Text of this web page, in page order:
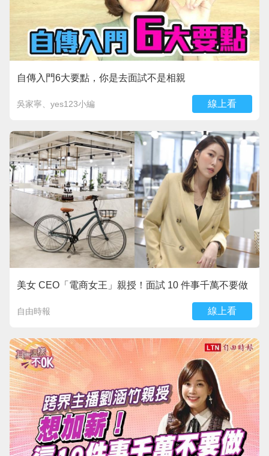
自傳入門6大要點，你是去面試不是相親
吳家寧、yes123小編 線上看
美女 CEO「電商女王」親授！面試 10 件事千萬不要做
自由時報 線上看